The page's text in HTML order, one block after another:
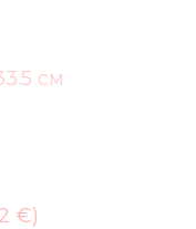
см
€)